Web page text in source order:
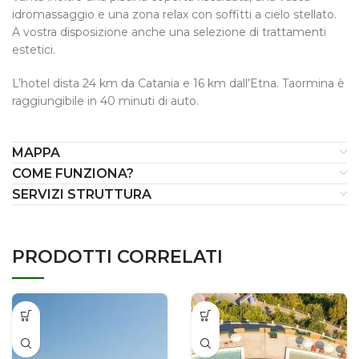
idromassaggio e una zona relax con soffitti a cielo stellato.
A vostra disposizione anche una selezione di trattamenti
estetici.
L’hotel dista 24 km da Catania e 16 km dall’Etna. Taormina è
raggiungibile in 40 minuti di auto.
MAPPA
COME FUNZIONA?
SERVIZI STRUTTURA
PRODOTTI CORRELATI